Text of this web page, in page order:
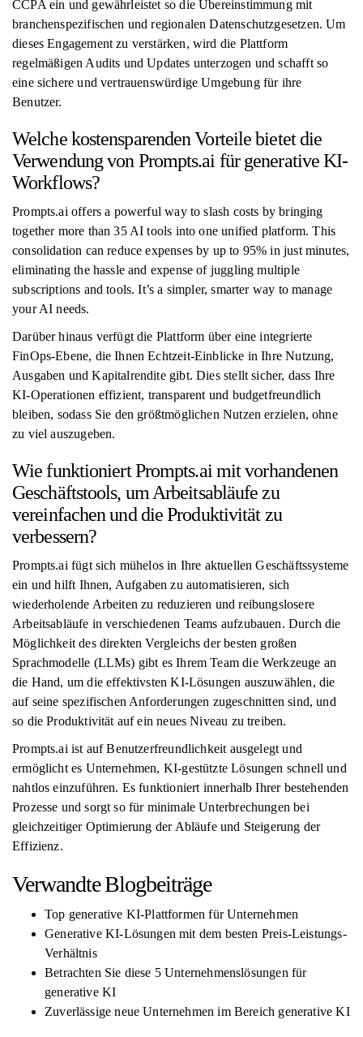
CCPA ein und gewährleistet so die Übereinstimmung mit
branchenspezifischen und regionalen Datenschutzgesetzen. Um
dieses Engagement zu verstärken, wird die Plattform
regelmäßigen Audits und Updates unterzogen und schafft so
eine sichere und vertrauenswürdige Umgebung für ihre
Benutzer.
Welche kostensparenden Vorteile bietet die
Verwendung von Prompts.ai für generative KI-
Workflows?
Prompts.ai offers a powerful way to slash costs by bringing
together more than 35 AI tools into one unified platform. This
consolidation can reduce expenses by up to 95% in just minutes,
eliminating the hassle and expense of juggling multiple
subscriptions and tools. It’s a simpler, smarter way to manage
your AI needs.
Darüber hinaus verfügt die Plattform über eine integrierte
FinOps-Ebene, die Ihnen Echtzeit-Einblicke in Ihre Nutzung,
Ausgaben und Kapitalrendite gibt. Dies stellt sicher, dass Ihre
KI-Operationen effizient, transparent und budgetfreundlich
bleiben, sodass Sie den größtmöglichen Nutzen erzielen, ohne
zu viel auszugeben.
Wie funktioniert Prompts.ai mit vorhandenen
Geschäftstools, um Arbeitsabläufe zu
vereinfachen und die Produktivität zu
verbessern?
Prompts.ai fügt sich mühelos in Ihre aktuellen Geschäftssysteme
ein und hilft Ihnen, Aufgaben zu automatisieren, sich
wiederholende Arbeiten zu reduzieren und reibungslosere
Arbeitsabläufe in verschiedenen Teams aufzubauen. Durch die
Möglichkeit des direkten Vergleichs der besten großen
Sprachmodelle (LLMs) gibt es Ihrem Team die Werkzeuge an
die Hand, um die effektivsten KI-Lösungen auszuwählen, die
auf seine spezifischen Anforderungen zugeschnitten sind, und
so die Produktivität auf ein neues Niveau zu treiben.
Prompts.ai ist auf Benutzerfreundlichkeit ausgelegt und
ermöglicht es Unternehmen, KI-gestützte Lösungen schnell und
nahtlos einzuführen. Es funktioniert innerhalb Ihrer bestehenden
Prozesse und sorgt so für minimale Unterbrechungen bei
gleichzeitiger Optimierung der Abläufe und Steigerung der
Effizienz.
Verwandte Blogbeiträge
Top generative KI-Plattformen für Unternehmen
Generative KI-Lösungen mit dem besten Preis-Leistungs-
Verhältnis
Betrachten Sie diese 5 Unternehmenslösungen für
generative KI
Zuverlässige neue Unternehmen im Bereich generative KI